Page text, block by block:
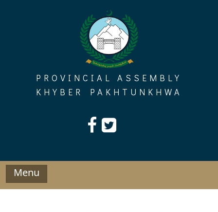
PROVINCIAL ASSEMBLY
KHYBER PAKHTUNKHWA
Menu